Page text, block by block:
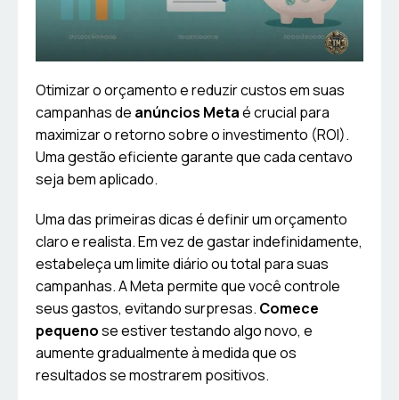
Otimizar o orçamento e reduzir custos em suas
campanhas de anúncios Metaé crucial para
maximizar o retorno sobre o investimento (ROI).
Uma gestão eficiente garante que cada centavo
seja bem aplicado.
Uma das primeiras dicas é definir um orçamento
claro e realista. Em vez de gastar indefinidamente,
estabeleça um limite diário ou total para suas
campanhas. A Meta permite que você controle
seus gastos, evitando surpresas. Comece
pequenose estiver testando algo novo, e
aumente gradualmente à medida que os
resultados se mostrarem positivos.